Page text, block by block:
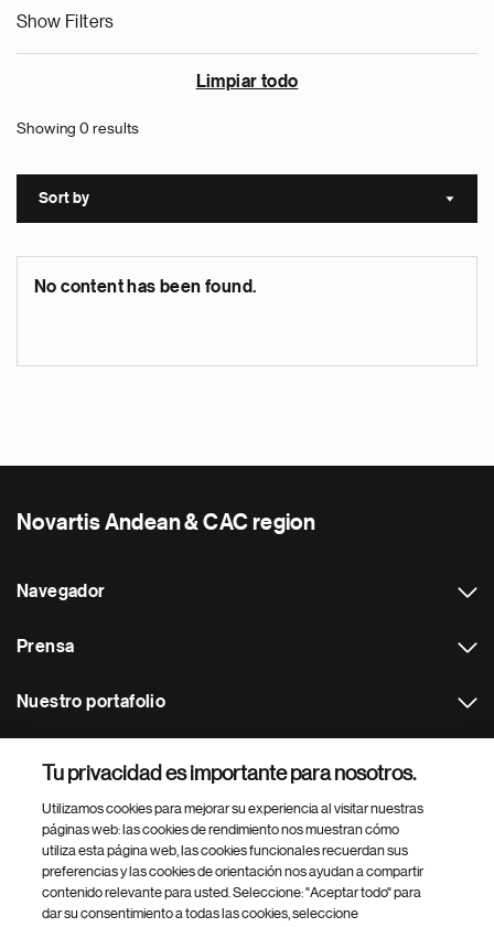
Show Filters
Limpiar todo
Showing 0 results
Sort by Sort
No content has been found.
Novartis Andean & CAC region
Navegador
Prensa
Nuestro portafolio
Footer Site Search
Tu privacidad es importante para nosotros.
Utilizamos cookies para mejorar su experiencia al visitar nuestras
páginas web: las cookies de rendimiento nos muestran cómo
utiliza esta página web, las cookies funcionales recuerdan sus
preferencias y las cookies de orientación nos ayudan a compartir
contenido relevante para usted. Seleccione: "Aceptar todo" para
dar su consentimiento a todas las cookies, seleccione